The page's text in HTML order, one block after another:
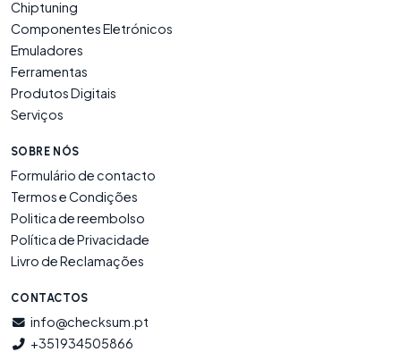
Chiptuning
Componentes Eletrónicos
Emuladores
Ferramentas
Produtos Digitais
Serviços
SOBRE NÓS
Formulário de contacto
Termos e Condições
Politica de reembolso
Política de Privacidade
Livro de Reclamações
CONTACTOS
info@checksum.pt
+351934505866